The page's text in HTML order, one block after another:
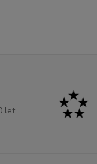
let